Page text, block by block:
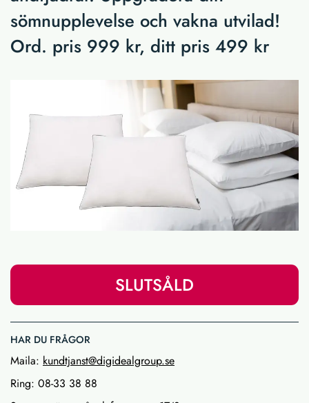
sömnupplevelse och vakna utvilad!
Ord. pris 999 kr, ditt pris 499 kr
SLUTSÅLD
HAR DU FRÅGOR
Maila: kundtjanst@digidealgroup.se
Ring: 08-33 38 88